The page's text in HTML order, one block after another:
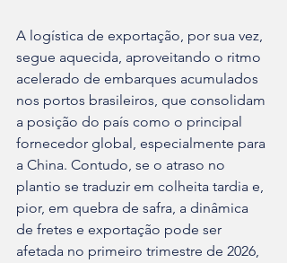
A logística de exportação, por sua vez,
segue aquecida, aproveitando o ritmo
acelerado de embarques acumulados
nos portos brasileiros, que consolidam
a posição do país como o principal
fornecedor global, especialmente para
a China. Contudo, se o atraso no
plantio se traduzir em colheita tardia e,
pior, em quebra de safra, a dinâmica
de fretes e exportação pode ser
afetada no primeiro trimestre de 2026,